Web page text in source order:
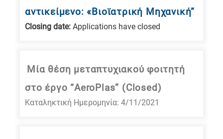
αντικείμενο: «Βιοϊατρική Μηχανική”
Closing date: Applications have closed
Μία θέση μεταπτυχιακού φοιτητή
στο έργο “AeroPlas” (Closed)
Καταληκτική Ημερομηνία: 4/11/2021